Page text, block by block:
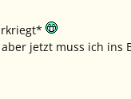
jetzt muss ich